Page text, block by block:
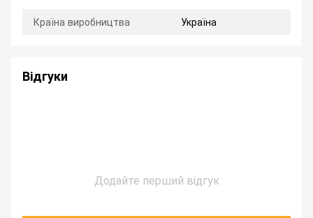
Країна виробництва
Україна
Відгуки
Додайте перший відгук